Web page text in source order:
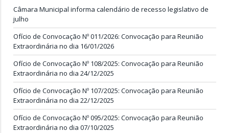
Câmara Municipal informa calendário de recesso legislativo de
julho
Ofício de Convocação Nº 011/2026: Convocação para Reunião
Extraordinária no dia 16/01/2026
Ofício de Convocação Nº 108/2025: Convocação para Reunião
Extraordinária no dia 24/12/2025
Ofício de Convocação Nº 107/2025: Convocação para Reunião
Extraordinária no dia 22/12/2025
Ofício de Convocação Nº 095/2025: Convocação para Reunião
Extraordinária no dia 07/10/2025